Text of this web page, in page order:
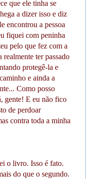
que ele tinha se
a dizer isso e diz
encontrou a pessoa
fiquei com peninha
pelo que fez com a
realmente ter passado
protegê-la e
e ainda a
Como posso
gente! E eu não fico
de perdoar
contra toda a minha
o livro. Isso é fato.
do que o segundo.